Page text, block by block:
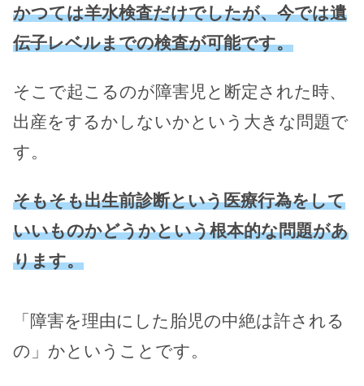
かつては羊水検査だけでしたが、今では遺
伝子レベルまでの検査が可能です。
そこで起こるのが障害児と断定された時、
出産をするかしないかという大きな問題で
す。
そもそも出生前診断という医療行為をして
いいものかどうかという根本的な問題があ
ります。
「障害を理由にした胎児の中絶は許される
の」かということです。